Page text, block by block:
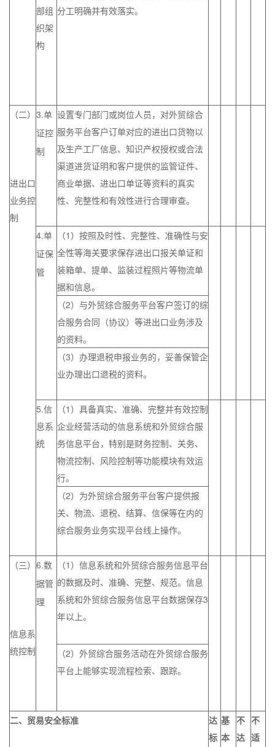
部组
织架
构
分工明确并有效落实。
（二）
进出口
业务控
制
3.单
证控
制
设置专门部门或岗位人员，对外贸综合
服务平台客户订单对应的进出口货物以
及生产工厂信息、知识产权授权或合法
渠道进货证明和客户提供的监管证件、
商业单据、进出口单证等资料的真实
性、完整性和有效性进行合理审查。
4.单
证保
管
（1）按照及时性、完整性、准确性与安
全性等海关要求保存进出口报关单证和
装箱单、提单、监装过程照片等物流单
据和信息。
（2）与外贸综合服务平台客户签订的综
合服务合同（协议）等进出口业务涉及
的资料。
（3）办理退税申报业务的，妥善保管企
业办理出口退税的资料。
5.信
息系
统
（1）具备真实、准确、完整并有效控制
企业经营活动的信息系统和外贸综合服
务信息平台，特别是财务控制、关务、
物流控制、风险控制等功能模块有效运
行。
（2）为外贸综合服务平台客户提供报
关、物流、退税、结算、信保等在内的
综合服务业务实现平台线上操作。
（三）
信息系
统控制
6.数
据管
理
（1）信息系统和外贸综合服务信息平台
的数据及时、准确、完整、规范。信息
系统和外贸综合服务信息平台数据保存3
年以上。
（2）外贸综合服务活动在外贸综合服务
平台上能够实现流程检索、跟踪。
二、贸易安全标准
达
标
基
本
不
达
不
适